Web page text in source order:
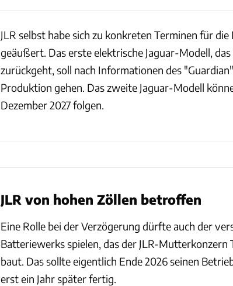
JLR selbst habe sich zu konkreten Terminen für
geäußert. Das erste elektrische Jaguar-Modell,
zurückgeht, soll nach Informationen des
Produktion gehen. Das zweite Jaguar-Modell
Dezember 2027 folgen.
JLR von hohen Zöllen betroffen
Eine Rolle bei der Verzögerung dürfte auch der
Batteriewerks spielen, das der JLR-Mutterkonzern
baut. Das sollte eigentlich Ende 2026 seinen
erst ein Jahr später fertig.